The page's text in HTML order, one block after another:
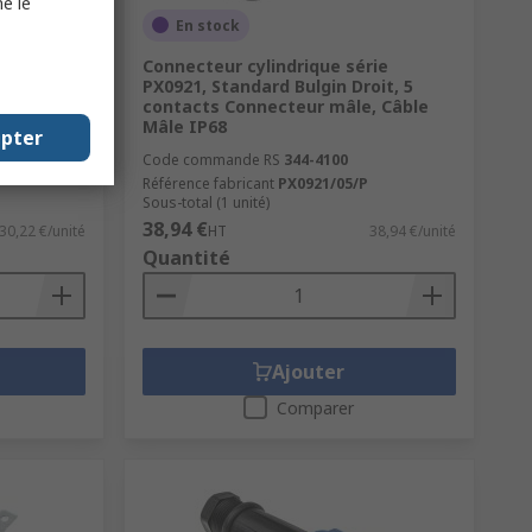
30,22 €/unité
En stock
Connecteur cylindrique série
PX0921, Standard Bulgin Droit, 5
contacts Connecteur mâle, Câble
Mâle IP68
Code commande RS 344-4100
Référence fabricant PX0921/05/P
Sous-total (1 unité)
38,94 €HT 38,94 €/unité
Quantité
Ajouter
Comparer